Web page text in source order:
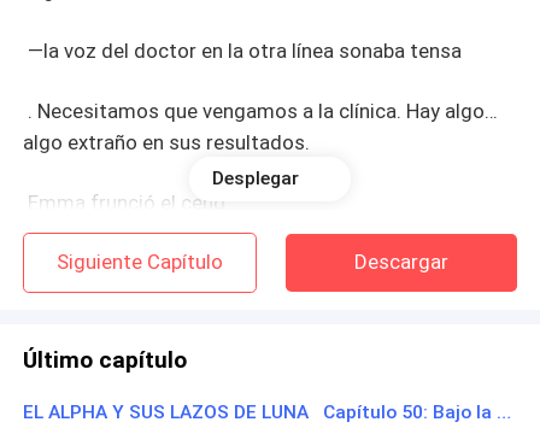
—la voz del doctor en la otra línea sonaba tensa
. Necesitamos que vengamos a la clínica. Hay algo…
algo extraño en sus resultados.
Emma frunció el ceño.
— ¿Algo extraño? ¿Mi bebé está bien?
persona. ¿Puede venir hoy?
El tono del médico la inquietó, pero avanzando.
Desplegar
Siguiente Capítulo Descargar
Último capítulo
EL ALPHA Y SUS LAZOS DE LUNA Capítulo 50: Bajo la Luz de la Luna